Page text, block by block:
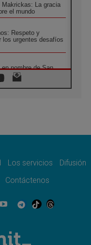
La gracia
el mundo
Respeto y
los urgentes desafíos
nombre de San
León
en Kyiv durante la
Papa a Argentina
del Papa
Los servicios
Difusión
Contáctenos